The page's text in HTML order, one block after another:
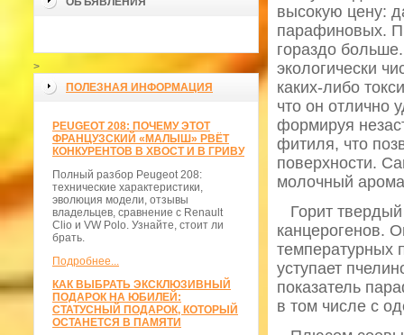
>
ПОЛЕЗНАЯ ИНФОРМАЦИЯ
PEUGEOT 208: ПОЧЕМУ ЭТОТ
ФРАНЦУЗСКИЙ «МАЛЫШ» РВЁТ
КОНКУРЕНТОВ В ХВОСТ И В ГРИВУ
Полный разбор Peugeot 208:
технические характеристики,
эволюция модели, отзывы
владельцев, сравнение с Renault
Clio и VW Polo. Узнайте, стоит ли
брать.
Подробнее...
КАК ВЫБРАТЬ ЭКСКЛЮЗИВНЫЙ
ПОДАРОК НА ЮБИЛЕЙ:
СТАТУСНЫЙ ПОДАРОК, КОТОРЫЙ
ОСТАНЕТСЯ В ПАМЯТИ
высокую цену:
парафиновых.
гораздо
экологически
каких-либо
что он отлично
формируя
фитиля, что
поверхности.
молочный
Горит твердый
канцерогенов.
температурных
уступает
показатель
в том числе с